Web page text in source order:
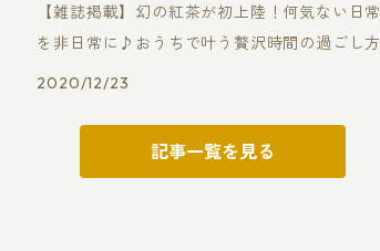
【雑誌掲載】幻の紅茶が初上陸！何気ない日常
を非日常に♪おうちで叶う贅沢時間の過ごし方
2020/12/23
記事一覧を見る